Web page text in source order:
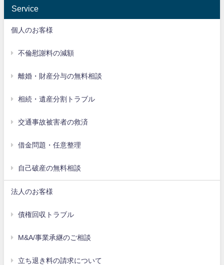
Service
個人のお客様
不倫慰謝料の減額
離婚・財産分与の無料相談
相続・遺産分割トラブル
交通事故被害者の救済
借金問題・任意整理
自己破産の無料相談
法人のお客様
債権回収トラブル
M&A/事業承継のご相談
立ち退き料の請求について